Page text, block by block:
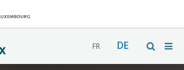
FR DE